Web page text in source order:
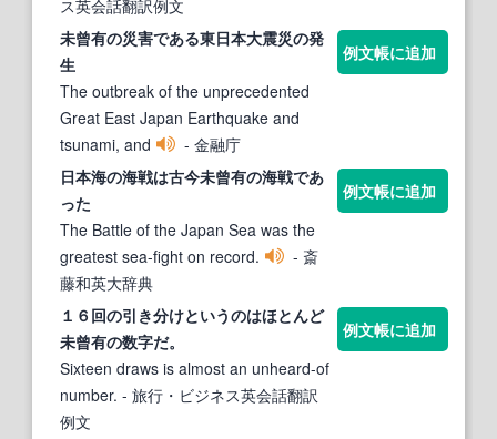
ス英会話翻訳例文
未曾有の災害である東日本大震災の発
生
The outbreak of the unprecedented
Great East Japan Earthquake and
tsunami, and
- 金融庁
例文帳に追加
日本海の海戦は古今未曾有の海戦であ
った
The Battle of the Japan Sea was the
greatest sea-fight on record.
- 斎
藤和英大辞典
例文帳に追加
１６回の引き分けというのはほとんど
未曾有の数字だ。
Sixteen draws is almost an unheard-of
number. - 旅行・ビジネス英会話翻訳
例文
例文帳に追加